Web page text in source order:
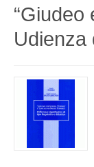
“Giudeo
Udienza